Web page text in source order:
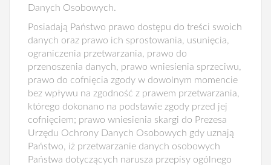
Danych Osobowych.
Posiadają Państwo prawo dostępu do treści swoich
danych oraz prawo ich sprostowania, usunięcia,
ograniczenia przetwarzania, prawo do
przenoszenia danych, prawo wniesienia sprzeciwu,
prawo do cofnięcia zgody w dowolnym momencie
bez wpływu na zgodność z prawem przetwarzania,
którego dokonano na podstawie zgody przed jej
cofnięciem; prawo wniesienia skargi do Prezesa
Urzędu Ochrony Danych Osobowych gdy uznają
Państwo, iż przetwarzanie danych osobowych
Państwa dotyczących narusza przepisy ogólnego